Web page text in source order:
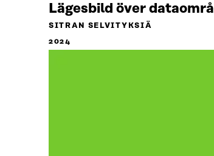
Lägesbild över
SITRAN SELVITYKSIÄ
2024